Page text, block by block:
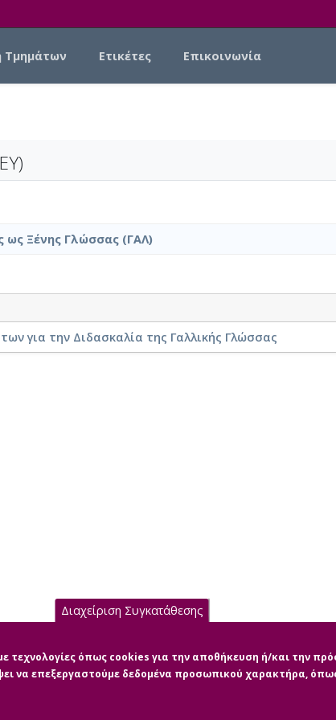
Τμημάτων Ετικέτες Επικοινωνία
ως Ξένης Γλώσσας (ΓΑΛ)
για την Διδασκαλία της Γαλλικής Γλώσσας
Διαχείριση Συγκατάθεσης
τεχνολογίες όπως cookies για την αποθήκευση ή/και την
να επεξεργαστούμε δεδομένα προσωπικού χαρακτήρα,